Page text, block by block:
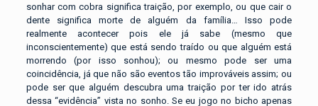
sonhar com cobra significa traição, por exemplo, ou que cair o
dente significa morte de alguém da família… Isso pode
realmente acontecer pois ele já sabe (mesmo que
inconscientemente) que está sendo traído ou que alguém está
morrendo (por isso sonhou); ou mesmo pode ser uma
coincidência, já que não são eventos tão improváveis assim; ou
pode ser que alguém descubra uma traição por ter ido atrás
dessa “evidência” vista no sonho. Se eu jogo no bicho apenas